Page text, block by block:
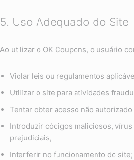
5. Uso Adequado do Site
Ao utilizar o OK Coupons, o usuário
Violar leis ou regulamentos
Utilizar o site para atividades
Tentar obter acesso não
Introduzir códigos maliciosos,
prejudiciais;
Interferir no funcionamento do site;